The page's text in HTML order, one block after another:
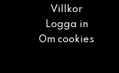
Villkor
Logga in
Om cookies